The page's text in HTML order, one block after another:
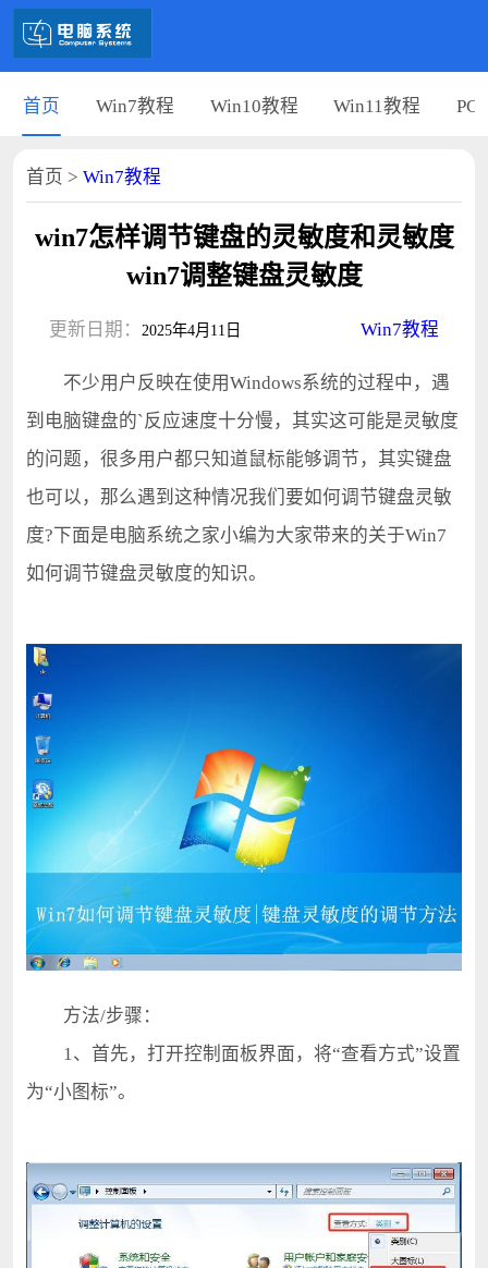
首页 Win7教程 Win10教程 Win11教程 PC
首页 > Win7教程
win7怎样调节键盘的灵敏度和灵敏度
win7调整键盘灵敏度
更新日期： 2025年4月11日 Win7教程
不少用户反映在使用Windows系统的过程中，遇
到电脑键盘的`反应速度十分慢，其实这可能是灵敏度
的问题，很多用户都只知道鼠标能够调节，其实键盘
也可以，那么遇到这种情况我们要如何调节键盘灵敏
度?下面是电脑系统之家小编为大家带来的关于Win7
如何调节键盘灵敏度的知识。
方法/步骤：
1、首先，打开控制面板界面，将“查看方式”设置
为“小图标”。